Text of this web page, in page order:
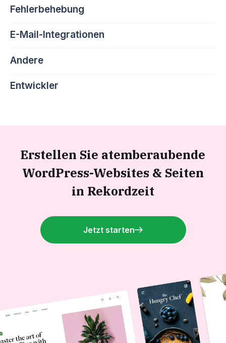
Fehlerbehebung
E-Mail-Integrationen
Andere
Entwickler
Erstellen Sie atemberaubende
WordPress-Websites & Seiten
in Rekordzeit
Jetzt starten